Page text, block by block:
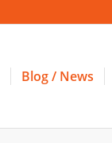
Blog / News